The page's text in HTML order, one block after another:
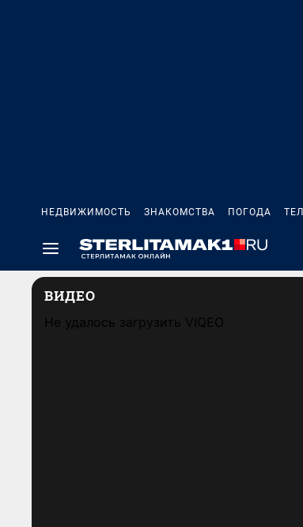
НЕДВИЖИМОСТЬ ЗНАКОМСТВА ПОГОДА
ВИДЕО
Не удалось загрузить VIQEO